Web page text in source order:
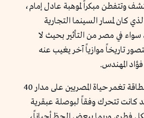
وتتفطن مبكراً لموهبة عادل إمام،
كان لمسار السينما التجارية
في مصر من التأثير بحيث لا
تاريخاً موازياً آخر يغيب عنه
المهندس.
لقد كانت تلك الطاقة تغمر حياة المصريين على مدار 40
كانت تتحرك وفقاً لبوصلة عبقرية